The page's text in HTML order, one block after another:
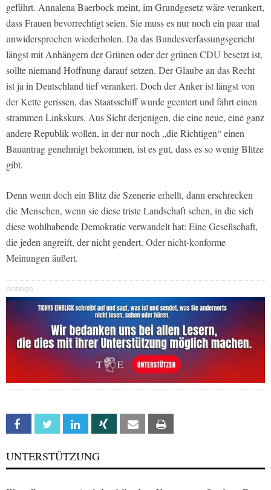
geführt. Annalena Baerbock meint, im Grundgesetz wäre verankert,
dass Frauen bevorrechtigt seien. Sie muss es nur noch ein paar mal
unwidersprochen wiederholen. Da das Bundesverfassungsgericht
längst mit Anhängern der Grünen oder der grünen CDU besetzt ist,
sollte niemand Hoffnung darauf setzen. Der Glaube an das Recht
ist ja in Deutschland tief verankert. Doch der Anker ist längst von
der Kette gerissen, das Staatsschiff wurde geentert und fährt einen
strammen Linkskurs. Aus Sicht derjenigen, die eine neue, eine ganz
andere Republik wollen, in der nur noch „die Richtigen“ einen
Bauantrag genehmigt bekommen, ist es gut, dass es so wenig Blitze
gibt.
Denn wenn doch ein Blitz die Szenerie erhellt, dann erschrecken
die Menschen, wenn sie diese triste Landschaft sehen, in die sich
diese wohlhabende Demokratie verwandelt hat: Eine Gesellschaft,
die jeden angreift, der nicht gendert. Oder nicht-konforme
Meinungen äußert.
Anzeige
Facebook Twitter Linkedin Xing Email
UNTERSTÜTZUNG